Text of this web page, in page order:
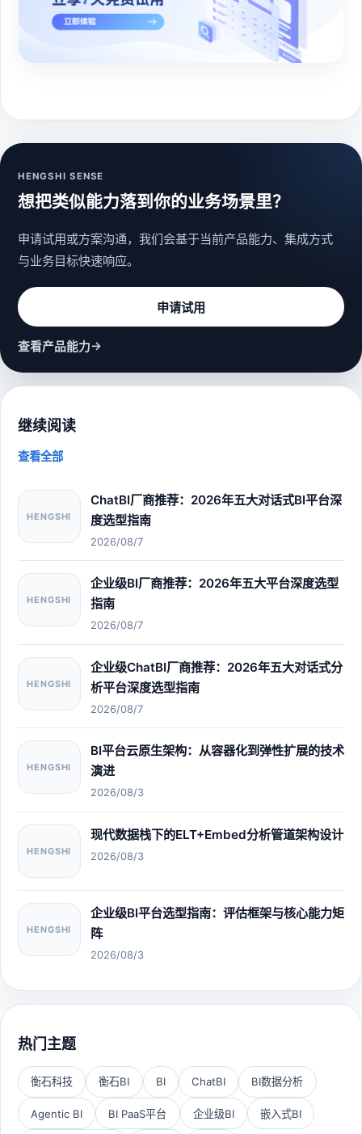
HENGSHI SENSE
想把类似能力落到你的业务场景里？
申请试用或方案沟通，我们会基于当前产品能力、集成方式
与业务目标快速响应。
申请试用
查看产品能力→
继续阅读
查看全部
HENGSHI
ChatBI厂商推荐：2026年五大对话式BI平台深
度选型指南
2026/08/7
HENGSHI
企业级BI厂商推荐：2026年五大平台深度选型
指南
2026/08/7
HENGSHI
企业级ChatBI厂商推荐：2026年五大对话式分
析平台深度选型指南
2026/08/7
HENGSHI
BI平台云原生架构：从容器化到弹性扩展的技术
演进
2026/08/3
HENGSHI
现代数据栈下的ELT+Embed分析管道架构设计
2026/08/3
HENGSHI
企业级BI平台选型指南：评估框架与核心能力矩
阵
2026/08/3
热门主题
衡石科技 衡石BI BI ChatBI BI数据分析
Agentic BI BI PaaS平台 企业级BI 嵌入式BI